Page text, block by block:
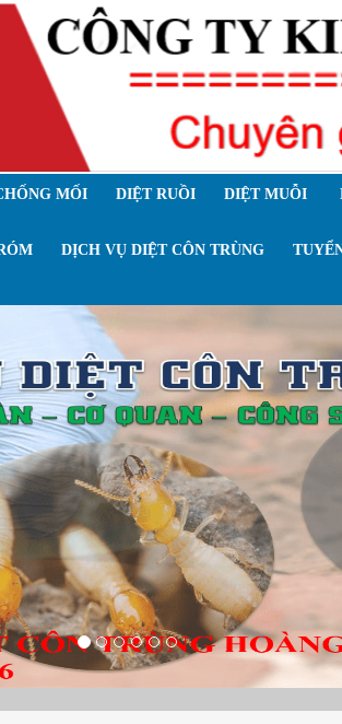
MỐI DIỆT RUỒI DIỆT MUỖI
DỊCH VỤ DIỆT CÔN TRÙNG